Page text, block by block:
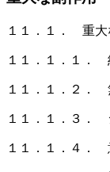
１１．１． 重大
１１．１．１．
１１．１．２．
１１．１．３．
１１．１．４．